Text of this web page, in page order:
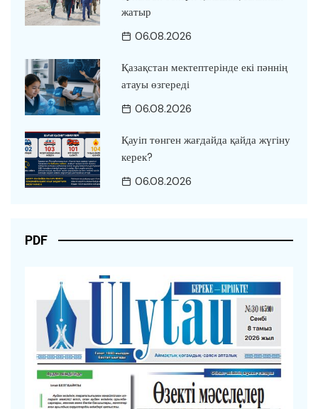
жатыр
06.08.2026
Қазақстан мектептерінде екі пәннің
атауы өзгереді
06.08.2026
Қауіп төнген жағдайда қайда жүгіну
керек?
06.08.2026
PDF